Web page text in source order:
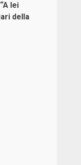
lei
della